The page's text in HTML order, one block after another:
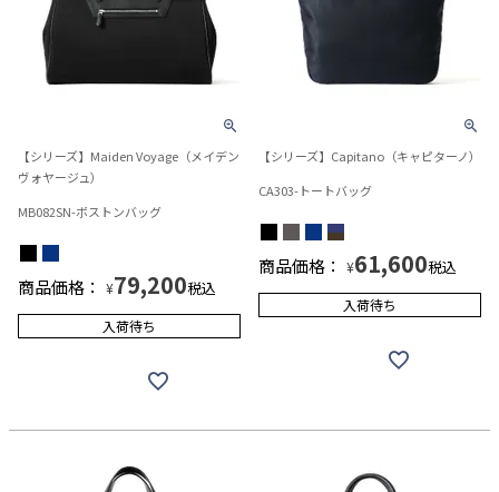
【シリーズ】Maiden Voyage（メイデン
ヴォヤージュ）
MB082SN-ボストンバッグ
商品価格： ¥79,200税込
入荷待ち
【シリーズ】Capitano（キャピターノ）
CA303-トートバッグ
商品価格： ¥61,600税込
入荷待ち